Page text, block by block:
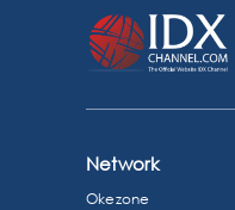
Network
Okezone